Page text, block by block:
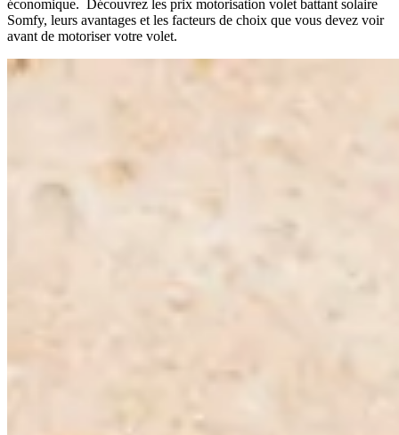
économique. Découvrez les prix motorisation volet battant solaire
Somfy, leurs avantages et les facteurs de choix que vous devez voir
avant de motoriser votre volet.